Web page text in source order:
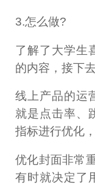
3.怎么做?
了解了大学生
的内容，接下
线上产品的运
就是点击率、
指标进行优化
优化封面非常
有时就决定了